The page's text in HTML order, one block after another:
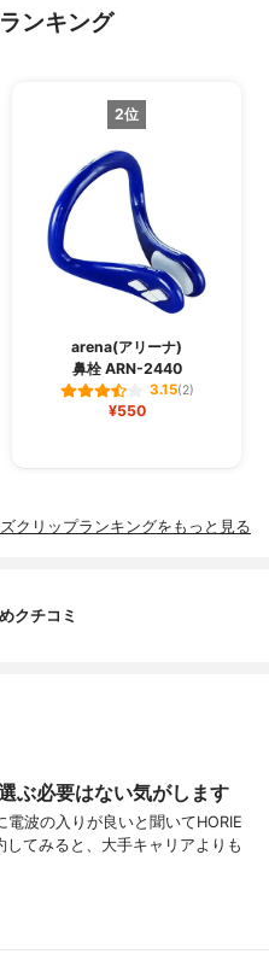
ンキング
2位
arena(アリーナ)
鼻栓 ARN-2440
3.15(2)
¥550
クリップランキングをもっと見る
クチコミ
ぶ必要はない気がします
波の入りが良いと聞いてHORIE
てみると、大手キャリアよりも